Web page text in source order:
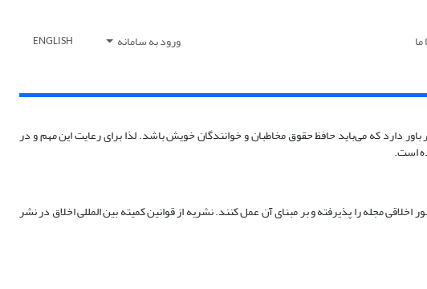
ورود به سامانه ENGLISH
دارد که می‌باید حافظ حقوق مخاطبان و خوانندگان خویش باشد. لذا برای رعایت این مهم و در
است.
مجله را پذیرفته و بر مبنای آن عمل کنند. نشریه از قوانین کمیته بین المللی اخلاق در نشر